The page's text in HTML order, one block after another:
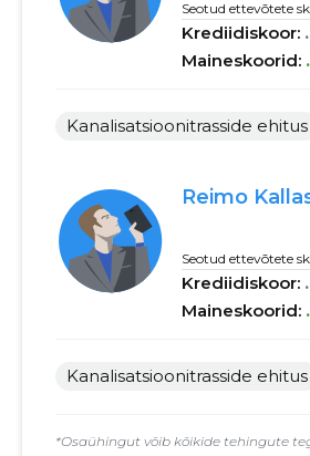
Seotud ettevõtete
Krediidiskoor:
Maineskoorid:
Kanalisatsioonitrasside ehitus
Reimo
Seotud ettevõtete
Krediidiskoor:
Maineskoorid:
Kanalisatsioonitrasside ehitus
*Osaühingut võib kõikide tehingute